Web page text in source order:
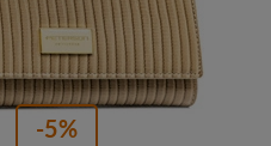
-5%